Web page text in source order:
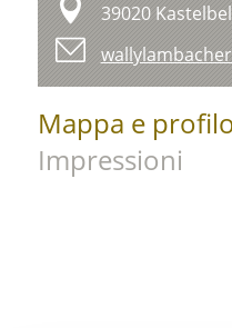
39020
Mappa e
Impressioni